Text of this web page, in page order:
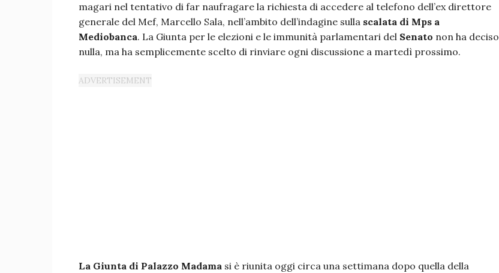
magari nel tentativo di far naufragare la richiesta di accedere al telefono dell’ex direttore
generale del Mef, Marcello Sala, nell’ambito dell’indagine sulla scalata di Mps a
Mediobanca. La Giunta per le elezioni e le immunità parlamentari del Senato non ha deciso
nulla, ma ha semplicemente scelto di rinviare ogni discussione a martedì prossimo.
La Giunta di Palazzo Madama si è riunita oggi circa una settimana dopo quella della